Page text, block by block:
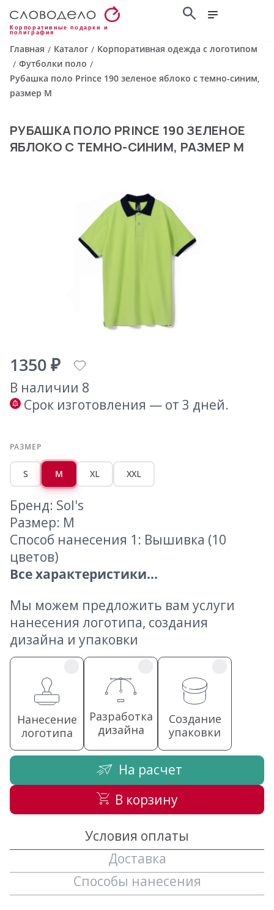
Корпоративные подарки и
полиграфия
Главная / Каталог / Корпоративная одежда с логотипом
/ Футболки поло /
Рубашка поло Prince 190 зеленое яблоко с темно-синим,
размер M
РУБАШКА ПОЛО PRINCE 190 ЗЕЛЕНОЕ
ЯБЛОКО С ТЕМНО-СИНИМ, РАЗМЕР M
1350 ₽
В наличии 8
Срок изготовления — от 3 дней.
РАЗМЕР
S M XL XXL
Бренд: Sol's
Размер: M
Способ нанесения 1: Вышивка (10
цветов)
Все характеристики...
Мы можем предложить вам услуги
нанесения логотипа, создания
дизайна и упаковки
Нанесение
логотипа
Разработка
дизайна
Создание
упаковки
На расчет
В корзину
Условия оплаты
Доставка
Способы нанесения